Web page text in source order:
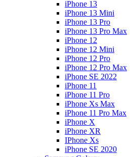
iPhone 13
iPhone 13 Mini
iPhone 13 Pro
iPhone 13 Pro Max
iPhone 12
iPhone 12 Mini
iPhone 12 Pro
iPhone 12 Pro Max
iPhone SE 2022
iPhone 11
iPhone 11 Pro
iPhone Xs Max
iPhone 11 Pro Max
iPhone X
iPhone XR
IPhone Xs
iPhone SE 2020